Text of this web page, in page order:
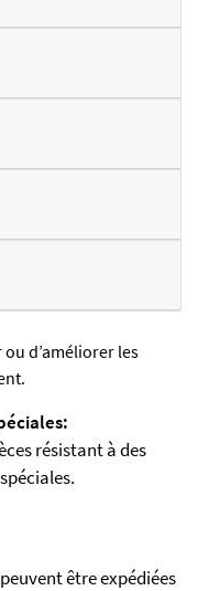
ou d’améliorer les
résistant à des
être expédiées